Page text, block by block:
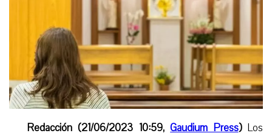
Redacción (21/06/2023 10:59,Gaudium Press)Los